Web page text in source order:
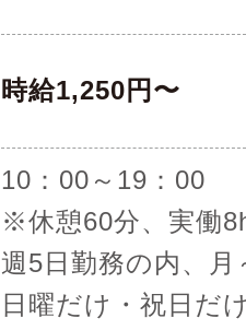
時給1,250円〜
10：00～19：00
※休憩60分、実働
週5日勤務の内、
日曜だけ・祝日だ